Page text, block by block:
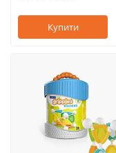
Купити